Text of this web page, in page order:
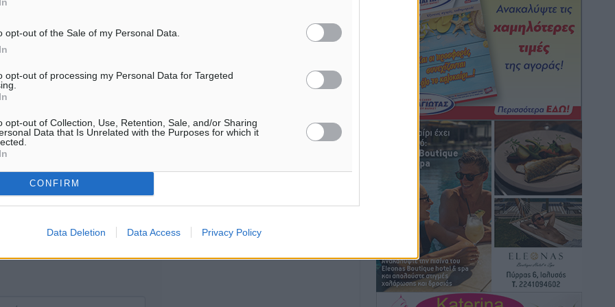
opt-out of the Sale of my Personal Data.
opt-out of processing my Personal Data for Targeted
opt-out of Collection, Use, Retention, Sale, and/or Sharing
Data that Is Unrelated with the Purposes for which it
CONFIRM
Data Deletion Data Access Privacy Policy
Η Δημοκρατική δεν υιοθετεί
όποια σχόλια θεωρούμε
Χρήστες που δεν τηρούν
του σχολίου.
Για την μερική αναπαραγωγή της
είναι απαραίτητη η χρήση του
παρακάτω παρεχόμενου
μονόδρομο στο Μαστιχάρι –
Αναποδογύρισε όχημα με μητέρα και
5χρονο παιδί
Τοπικές Ειδήσεις• πριν 2 ώρες
“Η Ευρώπη αντιμετώπιζε το
προσφυγικό σαν ταινία τρόμου” – Η
συγκλονιστική μαρτυρία της Χαρούλας
Γιασιράνη στον RV για τα γεγονότα που
οδήγησαν στο Σύμφωνο της Λέρου
Τοπικές Ειδήσεις πριν 2 ώρες
Συναυλία με τον Γιάννη Κότσιρα στις
21 Αυγούστου
Πολιτιστικά• πριν 2 ώρες
Έκτακτη συνεδρίαση της Δημοτικής
Επιτροπής Ρόδου αύριο Παρασκευή 7